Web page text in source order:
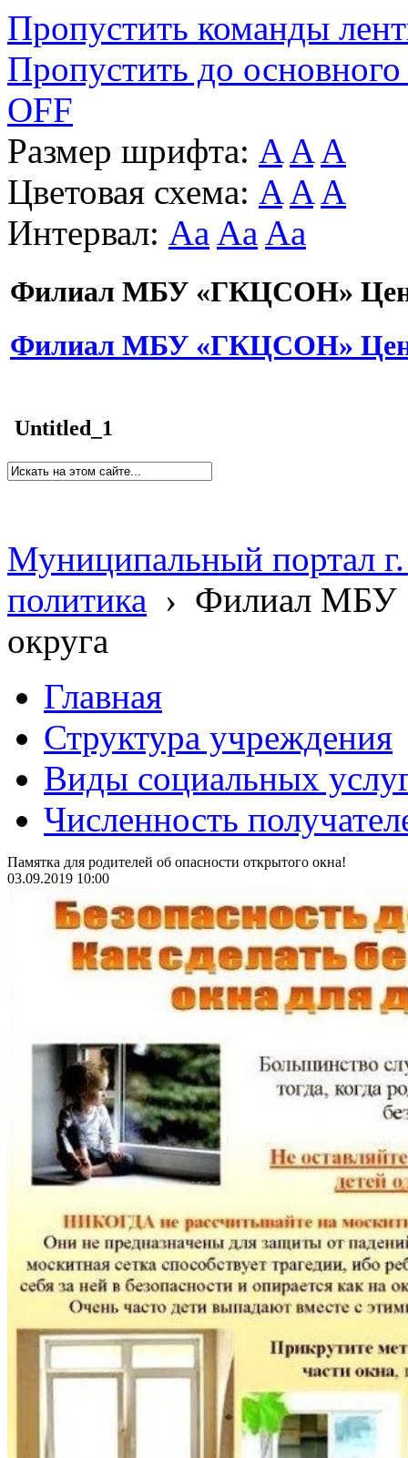
Пропустить команды
Пропустить до основного
OFF
Размер шрифта: A A A
Цветовая схема: A A A
Интервал: Aa Aa Aa
Филиал МБУ «ГКЦСОН»
Филиал МБУ «ГКЦСОН»
Untitled_1
Муниципальный портал
политика › Филиал МБУ
округа
Главная
Структура учреждения
Виды социальных
Численность
Памятка для родителей об опасности открытого окна!
03.09.2019 10:00